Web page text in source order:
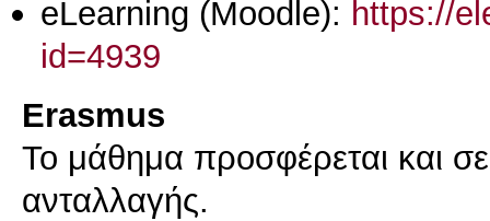
eLearning (Moodle): https://
id=4939
Erasmus
Το μάθημα προσφέρεται και
ανταλλαγής.